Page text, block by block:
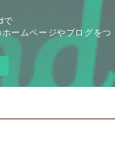
で
ームページやブログをつ